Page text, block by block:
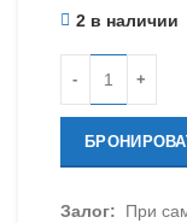
2 в наличии
Залог: При